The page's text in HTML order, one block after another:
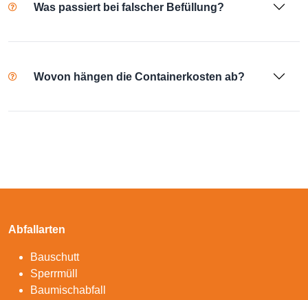
Was passiert bei falscher Befüllung?
Wovon hängen die Containerkosten ab?
Abfallarten
Bauschutt
Sperrmüll
Baumischabfall